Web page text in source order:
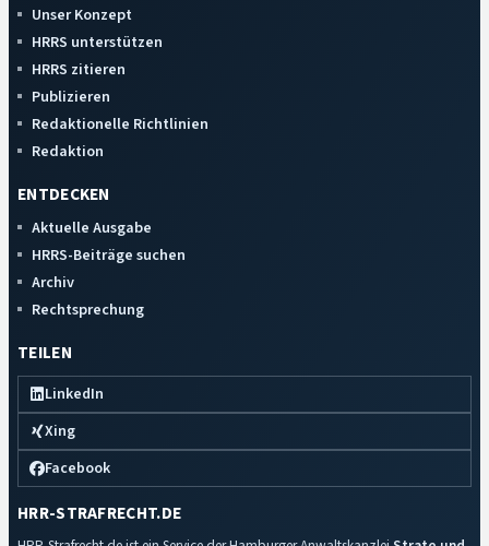
Unser Konzept
HRRS unterstützen
HRRS zitieren
Publizieren
Redaktionelle Richtlinien
Redaktion
ENTDECKEN
Aktuelle Ausgabe
HRRS-Beiträge suchen
Archiv
Rechtsprechung
TEILEN
LinkedIn
Xing
Facebook
HRR-STRAFRECHT.DE